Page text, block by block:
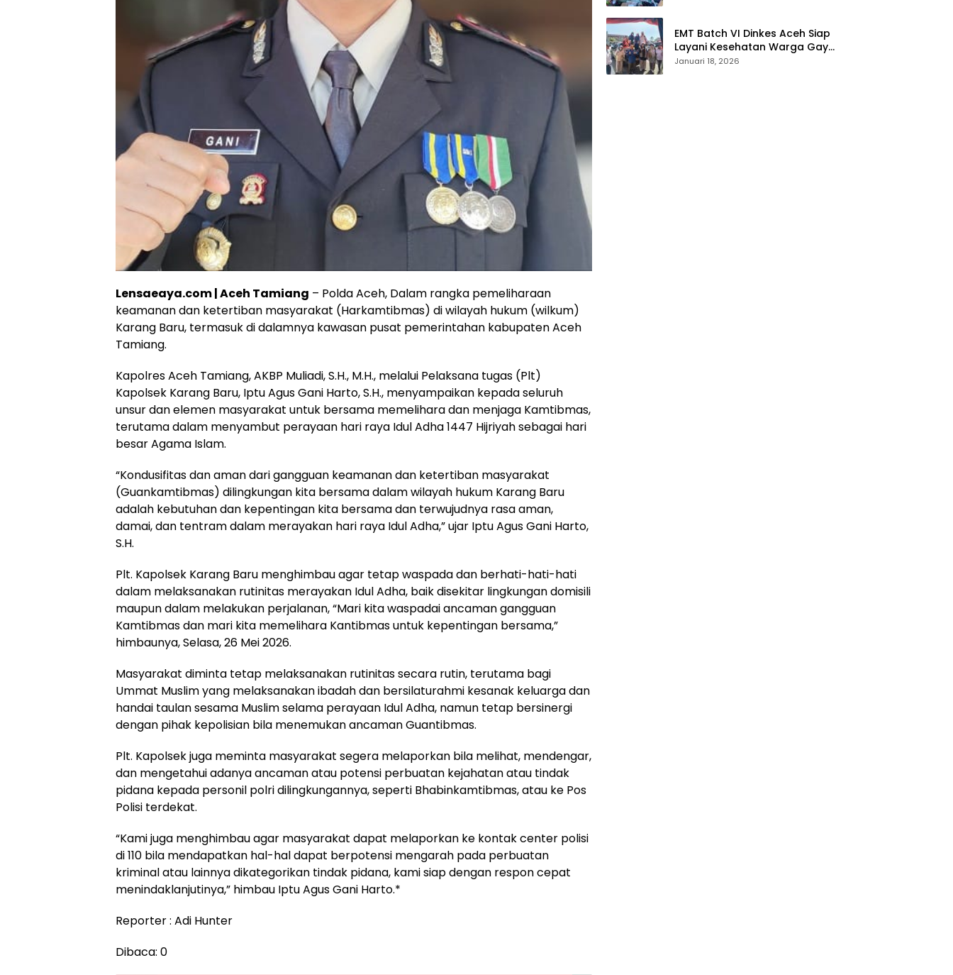
Lensaeaya.com | Aceh Tamiang – Polda Aceh, Dalam rangka pemeliharaan
keamanan dan ketertiban masyarakat (Harkamtibmas) di wilayah hukum (wilkum)
Karang Baru, termasuk di dalamnya kawasan pusat pemerintahan kabupaten Aceh
Tamiang.
Kapolres Aceh Tamiang, AKBP Muliadi, S.H., M.H., melalui Pelaksana tugas (Plt)
Kapolsek Karang Baru, Iptu Agus Gani Harto, S.H., menyampaikan kepada seluruh
unsur dan elemen masyarakat untuk bersama memelihara dan menjaga Kamtibmas,
terutama dalam menyambut perayaan hari raya Idul Adha 1447 Hijriyah sebagai hari
besar Agama Islam.
“Kondusifitas dan aman dari gangguan keamanan dan ketertiban masyarakat
(Guankamtibmas) dilingkungan kita bersama dalam wilayah hukum Karang Baru
adalah kebutuhan dan kepentingan kita bersama dan terwujudnya rasa aman,
damai, dan tentram dalam merayakan hari raya Idul Adha,” ujar Iptu Agus Gani Harto,
S.H.
Plt. Kapolsek Karang Baru menghimbau agar tetap waspada dan berhati-hati-hati
dalam melaksanakan rutinitas merayakan Idul Adha, baik disekitar lingkungan domisili
maupun dalam melakukan perjalanan, “Mari kita waspadai ancaman gangguan
Kamtibmas dan mari kita memelihara Kantibmas untuk kepentingan bersama,”
himbaunya, Selasa, 26 Mei 2026.
Masyarakat diminta tetap melaksanakan rutinitas secara rutin, terutama bagi
Ummat Muslim yang melaksanakan ibadah dan bersilaturahmi kesanak keluarga dan
handai taulan sesama Muslim selama perayaan Idul Adha, namun tetap bersinergi
dengan pihak kepolisian bila menemukan ancaman Guantibmas.
Plt. Kapolsek juga meminta masyarakat segera melaporkan bila melihat, mendengar,
dan mengetahui adanya ancaman atau potensi perbuatan kejahatan atau tindak
pidana kepada personil polri dilingkungannya, seperti Bhabinkamtibmas, atau ke Pos
Polisi terdekat.
“Kami juga menghimbau agar masyarakat dapat melaporkan ke kontak center polisi
di 110 bila mendapatkan hal-hal dapat berpotensi mengarah pada perbuatan
kriminal atau lainnya dikategorikan tindak pidana, kami siap dengan respon cepat
menindaklanjutinya,” himbau Iptu Agus Gani Harto.*
Reporter : Adi Hunter
Dibaca: 0
EMT Batch VI Dinkes Aceh Siap
Layani Kesehatan Warga Gayo
Lues, Ini Lokasi Yang Akan
Januari 18, 2026